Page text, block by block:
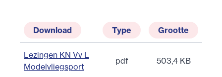
Download Type Grootte
Lezingen KN Vv L
Modelvliegsport
pdf 503,4 KB